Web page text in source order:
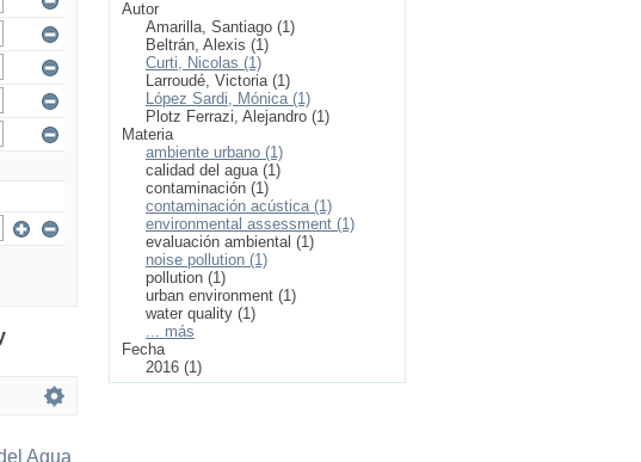
Agua
Autor
Amarilla, Santiago (1)
Beltrán, Alexis (1)
Curti, Nicolas (1)
Larroudé, Victoria (1)
López Sardi, Mónica (1)
Plotz Ferrazi, Alejandro (1)
Materia
ambiente urbano (1)
calidad del agua (1)
contaminación (1)
contaminación acústica (1)
environmental assessment (1)
evaluación ambiental (1)
noise pollution (1)
pollution (1)
urban environment (1)
water quality (1)
... más
Fecha
2016 (1)